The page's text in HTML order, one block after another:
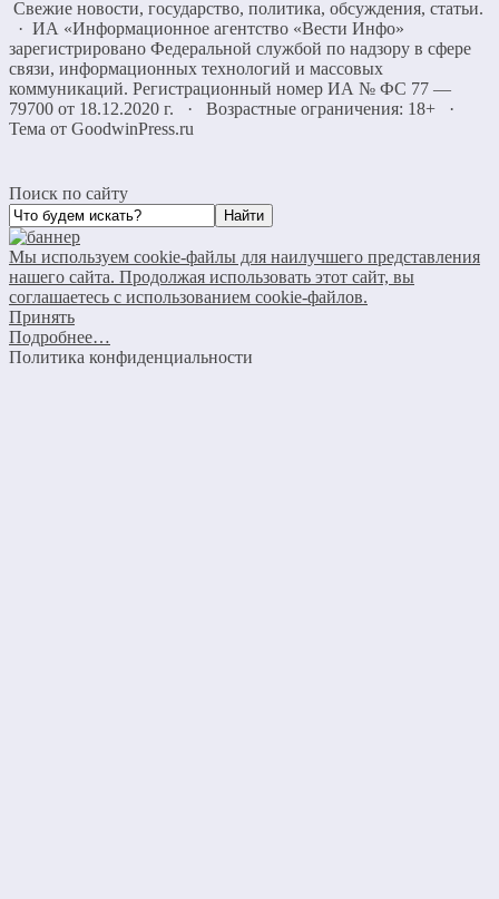
Свежие новости, государство, политика, обсуждения, статьи.
· ИА «Информационное агентство «Вести Инфо»
зарегистрировано Федеральной службой по надзору в сфере
связи, информационных технологий и массовых
коммуникаций. Регистрационный номер ИА № ФС 77 —
79700 от 18.12.2020 г. · Возрастные ограничения: 18+
·
Тема от GoodwinPress.ru
Поиск по сайту
Мы используем cookie-файлы для наилучшего представления
нашего сайта. Продолжая использовать этот сайт, вы
соглашаетесь с использованием cookie-файлов.
Принять
Подробнее…
Политика конфиденциальности